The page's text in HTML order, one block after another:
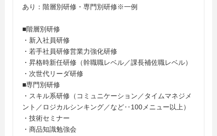
あり：階層別研修・専門別研修※一例
■階層別研修
・新入社員研修
・若手社員研修営業力強化研修
・昇格時新任研修（幹職職レベル／課長補佐職レベル）
・次世代リーダ研修
■専門別研修
・スキル系研修（コミュニケーション／タイムマネジメ
ント／ロジカルシンキング／など‥100メニュー以上）
・技術セミナー
・商品知識勉強会